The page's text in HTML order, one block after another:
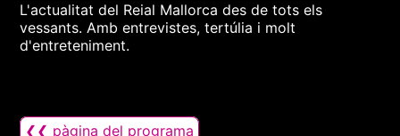
L'actualitat del Reial Mallorca des de tots els
vessants. Amb entrevistes, tertúlia i molt
d'entreteniment.
❮❮ pàgina del programa